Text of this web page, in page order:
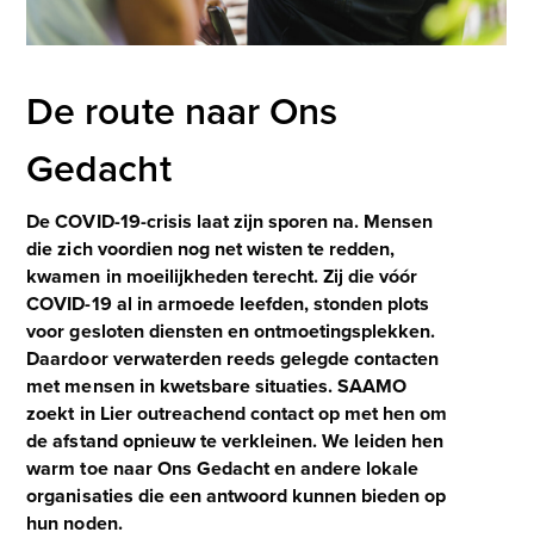
De route naar Ons
Gedacht
De COVID-19-crisis laat zijn sporen na. Mensen
die zich voordien nog net wisten te redden,
kwamen in moeilijkheden terecht. Zij die vóór
COVID-19 al in armoede leefden, stonden plots
voor gesloten diensten en ontmoetingsplekken.
Daardoor verwaterden reeds gelegde contacten
met mensen in kwetsbare situaties. SAAMO
zoekt in Lier outreachend contact op met hen om
de afstand opnieuw te verkleinen. We leiden hen
warm toe naar Ons Gedacht en andere lokale
organisaties die een antwoord kunnen bieden op
hun noden.